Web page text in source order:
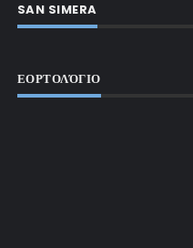
SAN SIMERA
ΕΟΡΤΟΛΌΓΙΟ